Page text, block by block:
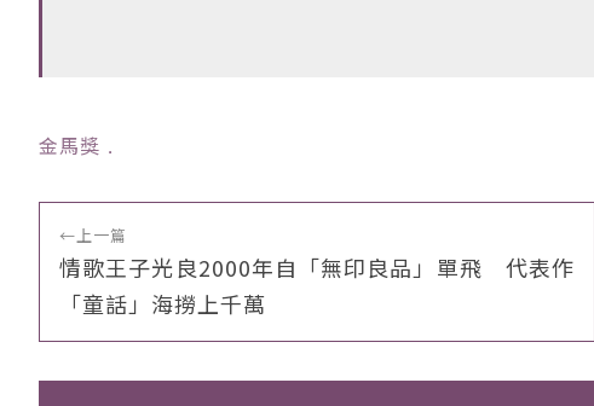
金馬獎 ﹒
←上一篇
情歌王子光良2000年自「無印良品」單飛 代表作
「童話」海撈上千萬